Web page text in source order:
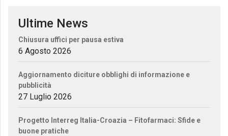
Ultime News
Chiusura uffici per pausa estiva
6 Agosto 2026
Aggiornamento diciture obblighi di informazione e
pubblicità
27 Luglio 2026
Progetto Interreg Italia-Croazia – Fitofarmaci: Sfide e
buone pratiche